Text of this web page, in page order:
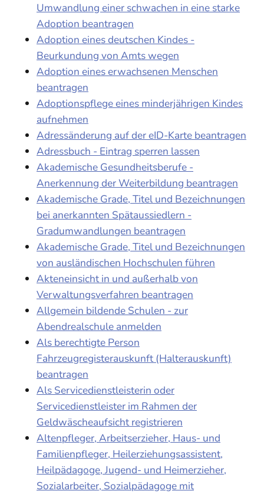
Umwandlung einer schwachen in eine starke
Adoption beantragen
Adoption eines deutschen Kindes -
Beurkundung von Amts wegen
Adoption eines erwachsenen Menschen
beantragen
Adoptionspflege eines minderjährigen Kindes
aufnehmen
Adressänderung auf der eID-Karte beantragen
Adressbuch - Eintrag sperren lassen
Akademische Gesundheitsberufe -
Anerkennung der Weiterbildung beantragen
Akademische Grade, Titel und Bezeichnungen
bei anerkannten Spätaussiedlern -
Gradumwandlungen beantragen
Akademische Grade, Titel und Bezeichnungen
von ausländischen Hochschulen führen
Akteneinsicht in und außerhalb von
Verwaltungsverfahren beantragen
Allgemein bildende Schulen - zur
Abendrealschule anmelden
Als berechtigte Person
Fahrzeugregisterauskunft (Halterauskunft)
beantragen
Als Servicedienstleisterin oder
Servicedienstleister im Rahmen der
Geldwäscheaufsicht registrieren
Altenpfleger, Arbeitserzieher, Haus- und
Familienpfleger, Heilerziehungsassistent,
Heilpädagoge, Jugend- und Heimerzieher,
Sozialarbeiter, Sozialpädagoge mit